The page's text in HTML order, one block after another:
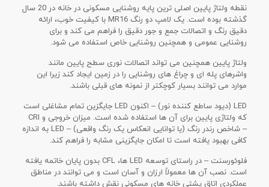
نقطه ولتاژ پایین اصلی ترین پایه روشنایی مسکونی در خانه در 20 سال
گذشته بوده است. یک لامپ دو رنگ MR16 با کیفیت خوب، ارائه
دقیق رنگ و اتصالات جمع و جور دقیق را فراهم می کند و برای
روشنایی عمومی و همچنین روشنایی خاص استفاده می شود.
ولتاژ پایین همچنین می تواند اتصالات نوری سطح پایین مانند
واشرهای پله ای و چراغ های روشنایی را در زمین ایجاد کند زیرا این
موارد می توانند بسیار کوچکتر از نمونه های قبلی باشند.
LED (دیود ساطع کننده نور) – اکنون LED جایگزین تمام مشاغلی است
که ولتاژی پایین برای آن ها استفاده شده است. میزان خروجی و CRI
– شاخص رندر رنگ (یا توانایی انعکاس یک رنگ واقعی) – LED به اندازه
کافی بهبود یافته است تا امکان جایگزینی مشابه را فراهم کند.
فلوئورسنت – در راستای توسعه LED ها، CFL بدون پایان خاتمه یافته
است. نصب آن ها معمولاً ارزان و آسان است و می توانند در مناطق
عملکردی اتاق پشتی خانه های مسکونی نقش داشته باشند.